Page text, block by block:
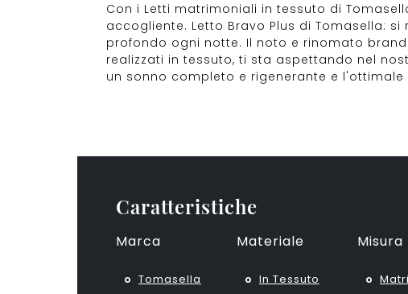
Con i Letti matrimoniali in tessuto di
accogliente. Letto Bravo Plus di Tomasella:
profondo ogni notte. Il noto e rinomato
realizzati in tessuto, ti sta aspettando nel
un sonno completo e rigenerante e
Caratteristiche
Marca
Tomasella
Materiale
In Tessuto
Misura